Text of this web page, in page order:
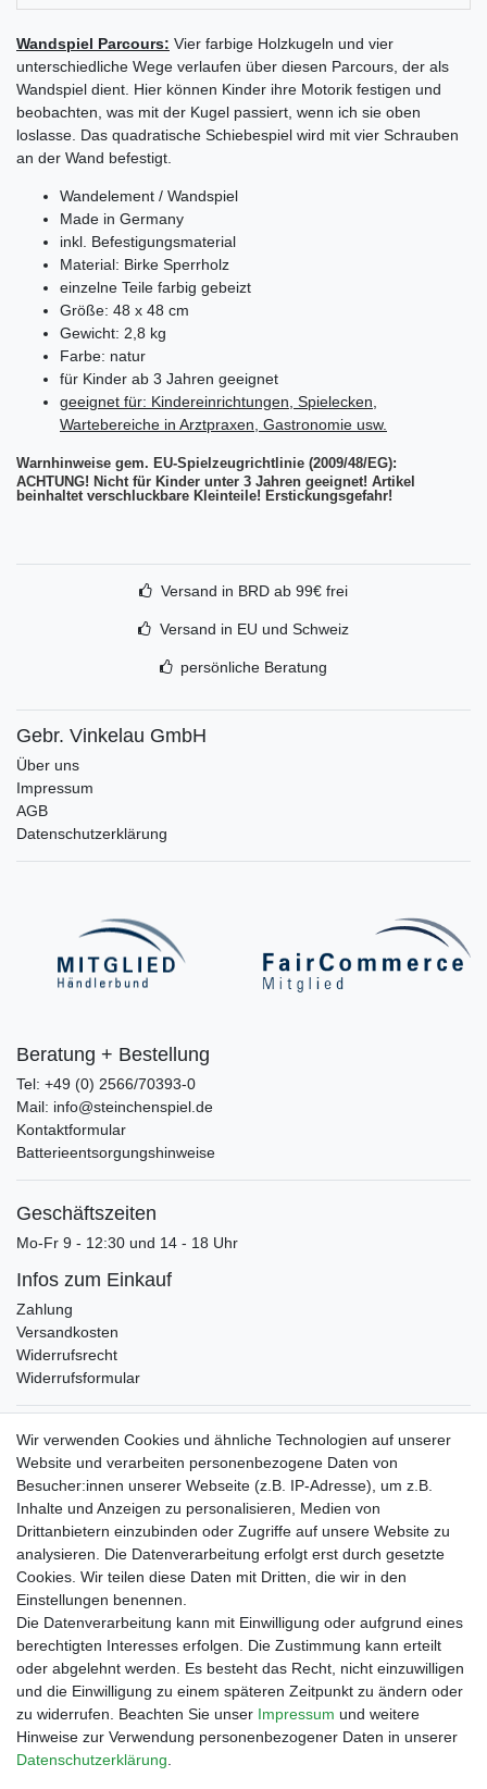
Wandspiel Parcours: Vier farbige Holzkugeln und vier
unterschiedliche Wege verlaufen über diesen Parcours, der als
Wandspiel dient. Hier können Kinder ihre Motorik festigen und
beobachten, was mit der Kugel passiert, wenn ich sie oben
loslasse. Das quadratische Schiebespiel wird mit vier Schrauben
an der Wand befestigt.
Wandelement / Wandspiel
Made in Germany
inkl. Befestigungsmaterial
Material: Birke Sperrholz
einzelne Teile farbig gebeizt
Größe: 48 x 48 cm
Gewicht: 2,8 kg
Farbe: natur
für Kinder ab 3 Jahren geeignet
geeignet für: Kindereinrichtungen, Spielecken,
Wartebereiche in Arztpraxen, Gastronomie usw.
Warnhinweise gem. EU-Spielzeugrichtlinie (2009/48/EG):
ACHTUNG! Nicht für Kinder unter 3 Jahren geeignet! Artikel
beinhaltet verschluckbare Kleinteile! Erstickungsgefahr!
Versand in BRD ab 99€ frei
Versand in EU und Schweiz
persönliche Beratung
Gebr. Vinkelau GmbH
Über uns
Impressum
AGB
Datenschutzerklärung
Beratung + Bestellung
Tel: +49 (0) 2566/70393-0
Mail: info@steinchenspiel.de
Kontaktformular
Batterieentsorgungshinweise
Geschäftszeiten
Mo-Fr 9 - 12:30 und 14 - 18 Uhr
Infos zum Einkauf
Zahlung
Versandkosten
Widerrufsrecht
Widerrufsformular
Verpackungslizenz
bei der Landbell AG
Zahlungsarten
Vorabüberweisung
Rechnungskauf
Zahlung bei Abholung
PayPal (inkl. Kreditkarten)
Wir verwenden Cookies und ähnliche Technologien auf unserer
Website und verarbeiten personenbezogene Daten von
Besucher:innen unserer Webseite (z.B. IP-Adresse), um z.B.
Inhalte und Anzeigen zu personalisieren, Medien von
Drittanbietern einzubinden oder Zugriffe auf unsere Website zu
analysieren. Die Datenverarbeitung erfolgt erst durch gesetzte
Cookies. Wir teilen diese Daten mit Dritten, die wir in den
Einstellungen benennen.
Die Datenverarbeitung kann mit Einwilligung oder aufgrund eines
berechtigten Interesses erfolgen. Die Zustimmung kann erteilt
oder abgelehnt werden. Es besteht das Recht, nicht einzuwilligen
und die Einwilligung zu einem späteren Zeitpunkt zu ändern oder
zu widerrufen. Beachten Sie unser Impressum und weitere
Hinweise zur Verwendung personenbezogener Daten in unserer
Daten­schutz­erklärung